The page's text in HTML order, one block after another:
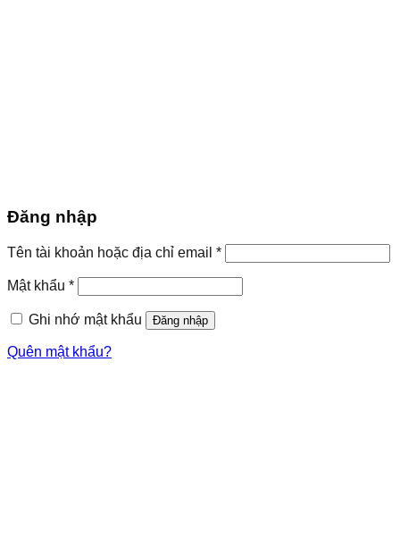
Đăng nhập
Tên tài khoản hoặc địa chỉ email *Bắt
buộc
Mật khẩu *Bắt
buộc
Ghi nhớ mật khẩu
Đăng nhập
Quên mật khẩu?